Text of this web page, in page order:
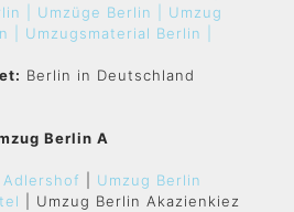
| Umzüge Berlin | Umzug
| Umzugsmaterial Berlin |
Berlin in Deutschland
Berlin A
Umzug Berlin
| Umzug Berlin Akazienkiez